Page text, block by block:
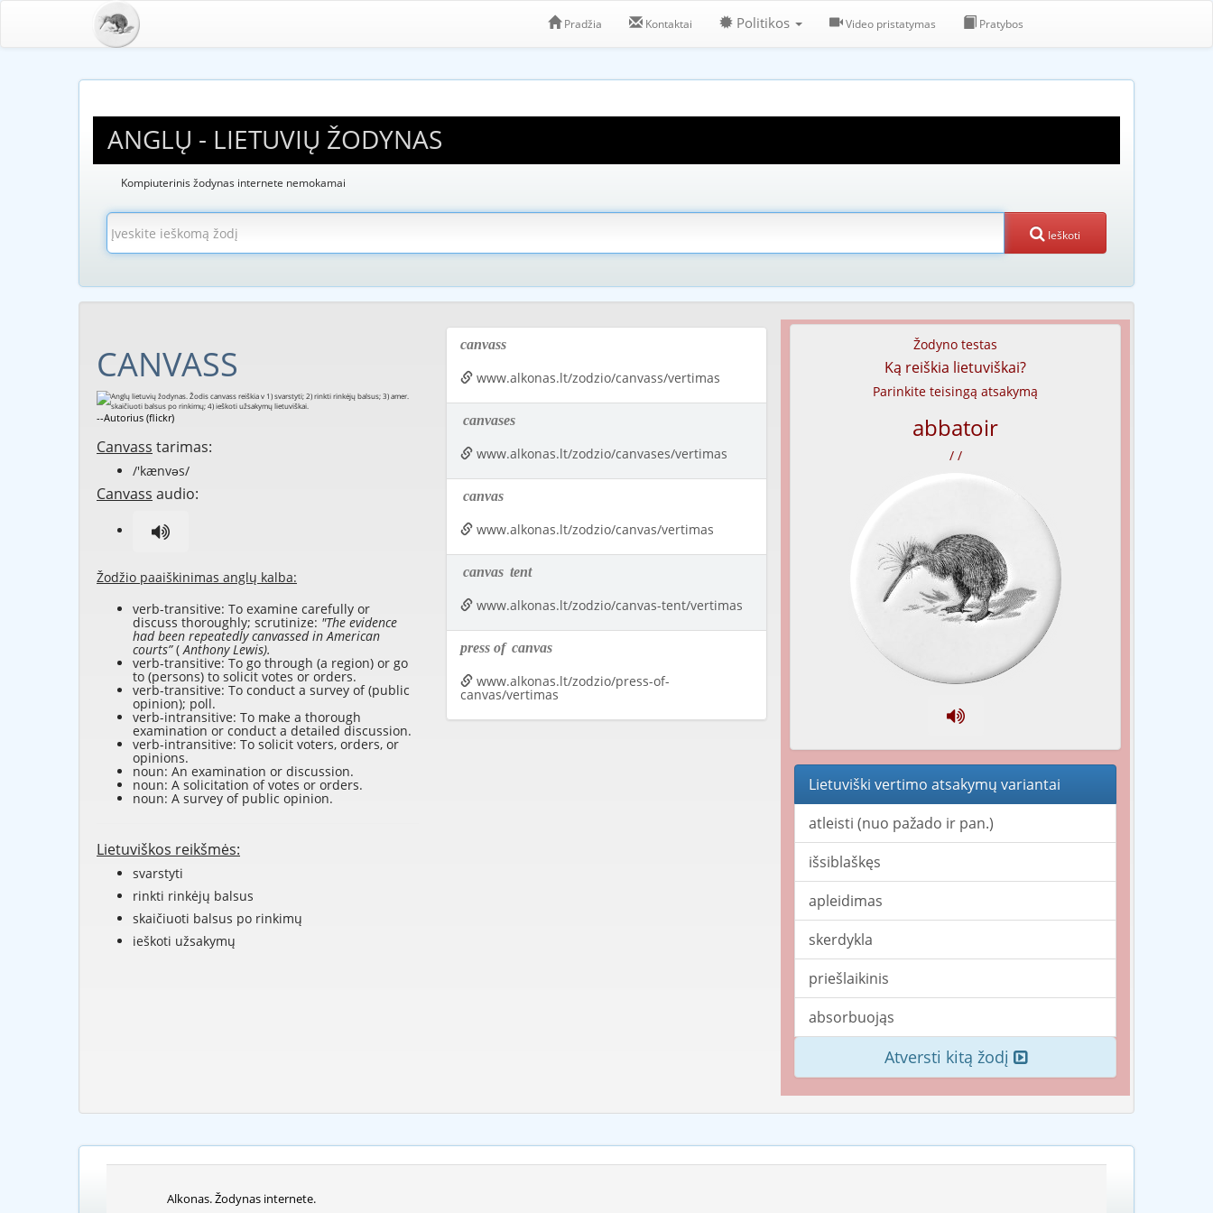
Pradžia Kontaktai Politikos Video pristatymas Pratybos
ANGLŲ - LIETUVIŲ ŽODYNAS
Kompiuterinis žodynas internete nemokamai
Ieškoti
CANVASS
--Autorius (flickr)
Canvass tarimas:
/'kænvəs/
Canvass audio:
Žodžio paaiškinimas anglų kalba:
verb-transitive: To examine carefully or
discuss thoroughly; scrutinize: "The evidence
had been repeatedly canvassed in American
courts”(Anthony Lewis).
verb-transitive: To go through (a region) or go
to (persons) to solicit votes or orders.
verb-transitive: To conduct a survey of (public
opinion); poll.
verb-intransitive: To make a thorough
examination or conduct a detailed discussion.
verb-intransitive: To solicit voters, orders, or
opinions.
noun: An examination or discussion.
noun: A solicitation of votes or orders.
noun: A survey of public opinion.
Lietuviškos reikšmės:
svarstyti
rinkti rinkėjų balsus
skaičiuoti balsus po rinkimų
ieškoti užsakymų
canvass
www.alkonas.lt/zodzio/canvass/vertimas
canvases
www.alkonas.lt/zodzio/canvases/vertimas
canvas
www.alkonas.lt/zodzio/canvas/vertimas
canvas tent
www.alkonas.lt/zodzio/canvas-tent/vertimas
press of canvas
www.alkonas.lt/zodzio/press-of-
canvas/vertimas
Žodyno testas
Ką reiškia lietuviškai?
Parinkite teisingą atsakymą
abbatoir
/ /
Lietuviški vertimo atsakymų variantai
atleisti (nuo pažado ir pan.)
išsiblaškęs
apleidimas
skerdykla
priešlaikinis
absorbuojąs
Atversti kitą žodį
Alkonas. Žodynas internete.